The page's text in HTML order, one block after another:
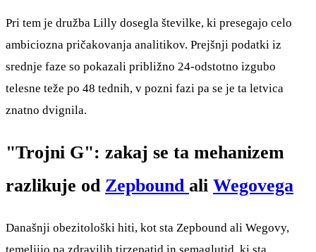
Pri tem je družba Lilly dosegla številke, ki presegajo celo
ambiciozna pričakovanja analitikov. Prejšnji podatki iz
srednje faze so pokazali približno 24-odstotno izgubo
telesne teže po 48 tednih, v pozni fazi pa se je ta letvica
znatno dvignila.
"Trojni G": zakaj se ta mehanizem
razlikuje od Zepbound ali Wegovega
Današnji obezitološki hiti, kot sta Zepbound ali Wegovy,